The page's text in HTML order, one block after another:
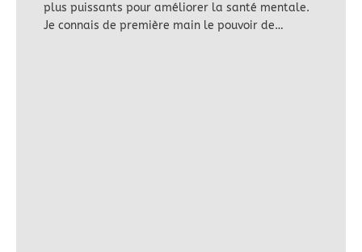
plus puissants pour améliorer la santé mentale.
Je connais de première main le pouvoir de…